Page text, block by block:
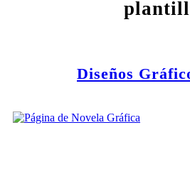
Diseños